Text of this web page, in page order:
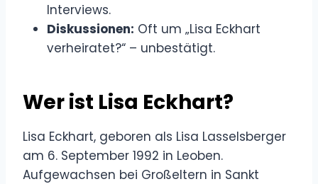
Interviews.
Diskussionen: Oft um „Lisa Eckhart
verheiratet?“ – unbestätigt.
Wer ist Lisa Eckhart?
Lisa Eckhart, geboren als Lisa Lasselsberger
am 6. September 1992 in Leoben.
Aufgewachsen bei Großeltern in Sankt